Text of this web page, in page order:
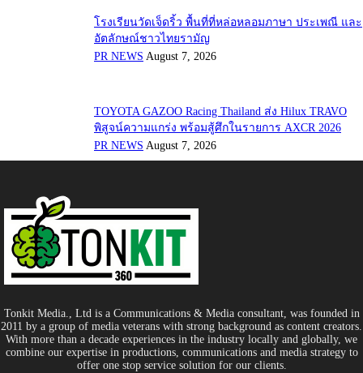
โรงเรียนวัดเจ็ดริ้ว พื้นที่ที่หล่อหลอมภาษา ประเพณี และ
อัตลักษณ์ชาวไทยรามัญ
PR NEWS August 7, 2026
TOYOTA GAZOO Racing Thailand ส่ง Hilux TRAVO
พิสูจน์ความแกร่ง พร้อมสู้ศึกในรายการ AXCR 2026
PR NEWS August 7, 2026
Tonkit Media., Ltd is a Communications & Media consultant, was founded in
2011 by a group of media veterans with strong background as content creators.
With more than a decade experiences in the industry locally and globally, we
combine our expertise in productions, communications and media strategy to
offer one stop service solution for our clients.